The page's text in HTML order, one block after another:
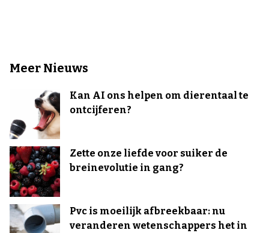
Meer Nieuws
Kan AI ons helpen om dierentaal te
ontcijferen?
Zette onze liefde voor suiker de
breinevolutie in gang?
Pvc is moeilijk afbreekbaar: nu
veranderen wetenschappers het in